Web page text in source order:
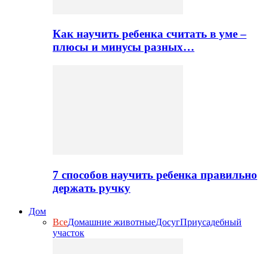
Как научить ребенка считать в уме –
плюсы и минусы разных…
7 способов научить ребенка правильно
держать ручку
Дом
ВсеДомашние животныеДосугПриусадебный
участок